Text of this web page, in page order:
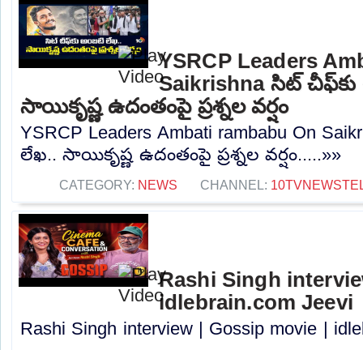
YSRCP Leaders
Saikrishna సిట్
సాయికృష్ణ ఉదంతంపై ప్రశ్నల వర్షం
YSRCP Leaders Ambati rambabu On
లేఖ.. సాయికృష్ణ ఉదంతంపై ప్రశ్నల వర్షం.....»»
CATEGORY: NEWS CHANNEL:
Rashi Singh
idlebrain.com Jeevi
Rashi Singh interview | Gossip movie |